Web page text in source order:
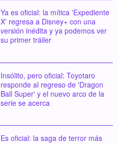
Ya es oficial: la mítica 'Expediente
X' regresa a Disney+ con una
versión inédita y ya podemos ver
su primer tráiler
Insólito, pero oficial: Toyotaro
responde al regreso de 'Dragon
Ball Super' y el nuevo arco de la
serie se acerca
Es oficial: la saga de terror más